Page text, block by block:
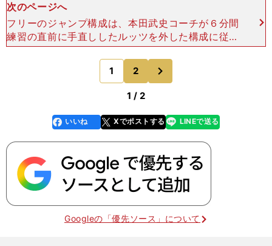
次のページへ
フリーのジャンプ構成は、本田武史コーチが６分間
練習の直前に手直ししたルッツを外した構成に従っ
た。結局、最初の３回転フリップがノットクリアー
エッジの判定になり、最後はレイバックスピンの予
定をコンビネーシ
1 2
1 / 2
faceboo
k
いいね Xでポストする
line LINEで送る
Googleの「優先ソース」について